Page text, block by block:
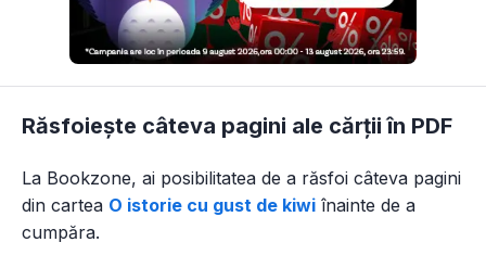
Răsfoiește câteva pagini ale cărții în PDF
La Bookzone, ai posibilitatea de a răsfoi câteva pagini
din cartea O istorie cu gust de kiwi înainte de a
cumpăra.